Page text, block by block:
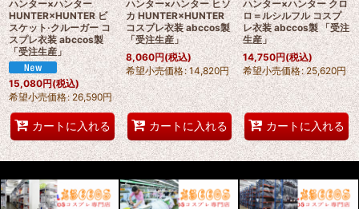
ハンター×ハンター
HUNTER×HUNTER ビ
スケット·クルーガー コ
スプレ衣装 abccos製
「受注生産」
15,080円(税込)
希望小売価格: 26,590円
カートに入れる
ハンター×ハンター ヒソ
カ HUNTER×HUNTER
コスプレ衣装 abccos製
「受注生産」
8,060円(税込)
希望小売価格: 14,820円
カートに入れる
ハンター×ハンター クロ
ロ＝ルシルフル コスプ
レ衣装 abccos製 「受注
生産」
14,750円(税込)
希望小売価格: 25,620円
カートに入れる